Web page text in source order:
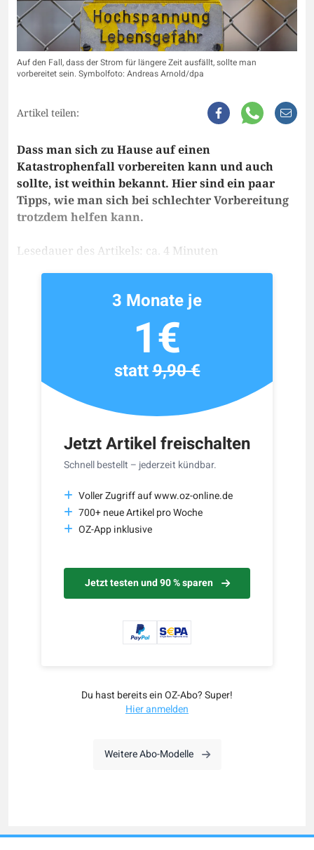
Auf den Fall, dass der Strom für längere Zeit ausfällt, sollte man
vorbereitet sein. Symbolfoto: Andreas Arnold/dpa
Artikel teilen:
Dass man sich zu Hause auf einen
Katastrophenfall vorbereiten kann und auch
sollte, ist weithin bekannt. Hier sind ein paar
Tipps, wie man sich bei schlechter Vorbereitung
trotzdem helfen kann.
Lesedauer des Artikels: ca. 4 Minuten
Jetzt Artikel freischalten
Schnell bestellt – jederzeit kündbar.
Voller Zugriff auf www.oz-online.de
700+ neue Artikel pro Woche
OZ-App inklusive
Jetzt testen und 90 % sparen
3 Monate je
1€
statt9,90 €
Du hast bereits ein OZ-Abo? Super!
Hier anmelden
Weitere Abo-Modelle